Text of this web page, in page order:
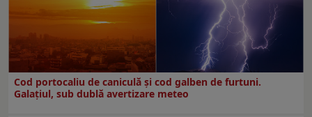
Cod portocaliu de caniculă și cod galben de furtuni.
Galațiul, sub dublă avertizare meteo